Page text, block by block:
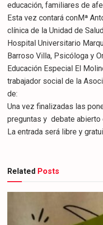
educación, familiares de
Esta vez contará conMª
clínica de la Unidad de
Hospital Universitario
Barroso Villa, Psicóloga y
Educación Especial El
trabajador social de la
de:
Una vez finalizadas las
preguntas y debate
La entrada será libre y
Related Posts